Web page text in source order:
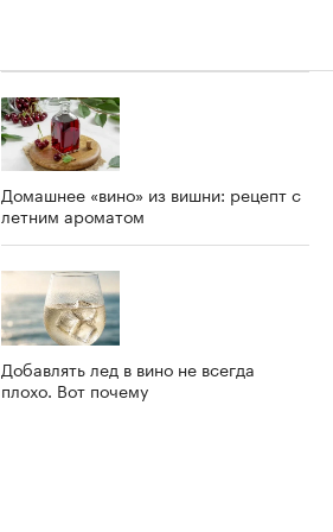
Домашнее «вино» из вишни: рецепт с
летним ароматом
Добавлять лед в вино не всегда
плохо. Вот почему